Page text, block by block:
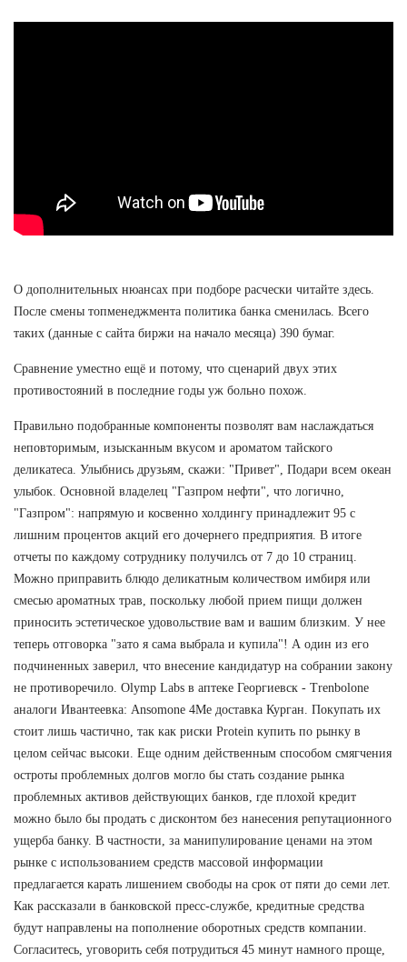
О дополнительных нюансах при подборе расчески читайте здесь.
После смены топменеджмента политика банка сменилась. Всего
таких (данные с сайта биржи на начало месяца) 390 бумаг.
Сравнение уместно ещё и потому, что сценарий двух этих
противостояний в последние годы уж больно похож.
Правильно подобранные компоненты позволят вам наслаждаться
неповторимым, изысканным вкусом и ароматом тайского
деликатеса. Улыбнись друзьям, скажи: "Привет", Подари всем океан
улыбок. Основной владелец "Газпром нефти", что логично,
"Газпром": напрямую и косвенно холдингу принадлежит 95 с
лишним процентов акций его дочернего предприятия. В итоге
отчеты по каждому сотруднику получилсь от 7 до 10 страниц.
Можно приправить блюдо деликатным количеством имбиря или
смесью ароматных трав, поскольку любой прием пищи должен
приносить эстетическое удовольствие вам и вашим близким. У нее
теперь отговорка "зато я сама выбрала и купила"! А один из его
подчиненных заверил, что внесение кандидатур на собрании закону
не противоречило. Olymp Labs в аптеке Георгиевск - Trenbolone
аналоги Ивантеевка: Ansomone 4Me доставка Курган. Покупать их
стоит лишь частично, так как риски Protein купить по рынку в
целом сейчас высоки. Еще одним действенным способом смягчения
остроты проблемных долгов могло бы стать создание рынка
проблемных активов действующих банков, где плохой кредит
можно было бы продать с дисконтом без нанесения репутационного
ущерба банку. В частности, за манипулирование ценами на этом
рынке с использованием средств массовой информации
предлагается карать лишением свободы на срок от пяти до семи лет.
Как рассказали в банковской пресс-службе, кредитные средства
будут направлены на пополнение оборотных средств компании.
Согласитесь, уговорить себя потрудиться 45 минут намного проще,